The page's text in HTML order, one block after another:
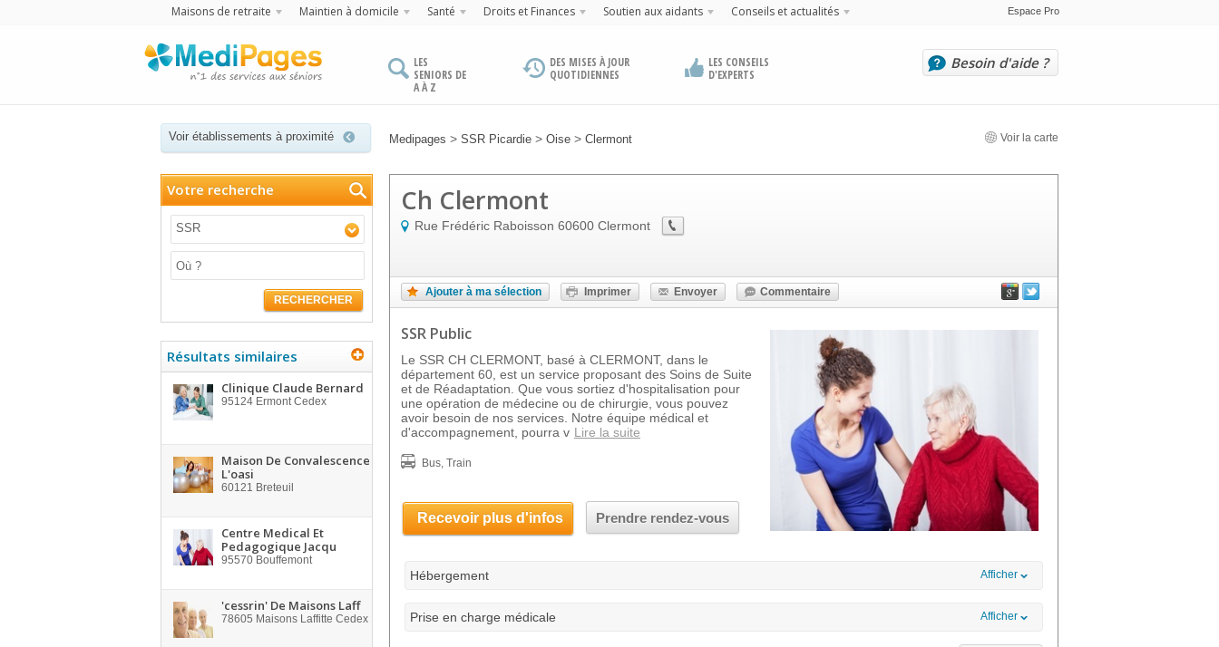
Maisons de retraite Maintien à domicile Santé Droits et Finances Soutien aux aidants Conseils et actualités Espace Pro
LES
SENIORS DE
A À Z
DES MISES À JOUR
QUOTIDIENNES
LES CONSEILS
D'EXPERTS
Besoin d'aide ?
Voir établissements à proximité Medipages > SSR Picardie > Oise > Clermont Voir la carte
Votre recherche
SSR
RECHERCHER
Résultats similaires
Clinique Claude Bernard
95124 Ermont Cedex
Maison De Convalescence
L'oasi
60121 Breteuil
Centre Medical Et
Pedagogique Jacqu
95570 Bouffemont
'cessrin' De Maisons Laff
78605 Maisons Laffitte Cedex
Ch Clermont
Rue Frédéric Raboisson 60600 Clermont
Ajouter à ma sélection Imprimer Envoyer Commentaire
SSR Public
Le SSR CH CLERMONT, basé à CLERMONT, dans le
département 60, est un service proposant des Soins de Suite
et de Réadaptation. Que vous sortiez d'hospitalisation pour
une opération de médecine ou de chirurgie, vous pouvez
avoir besoin de nos services. Notre équipe médical et
d'accompagnement, pourra v Lire la suite
Bus, Train
Recevoir plus d'infos Prendre rendez-vous
Hébergement Afficher
Prise en charge médicale Afficher